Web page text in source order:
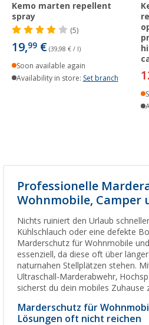
Kemo marten repellent
spray
(5)
19,99 € (39,98 € / l)
Soon available again
Availability in store: Set branch
Professionelle
Wohnmobile, Camper
Nichts ruiniert den Urlaub
Kühlschlauch oder eine defekte
Marderschutz für Wohnmobile
essenziell, da diese oft über
naturnahen Stellplätzen stehen.
Ultraschall-Marderabwehr,
sicherst du dein mobiles Zuhause
Marderschutz für
Lösungen oft nicht reichen